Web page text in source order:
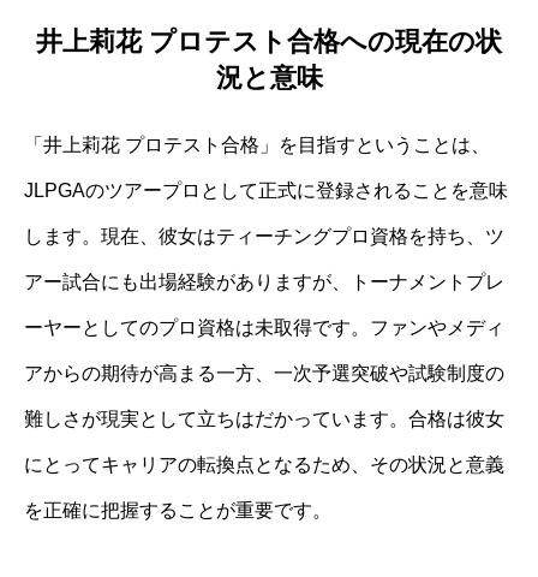
井上莉花 プロテスト合格への現在の状
況と意味
「井上莉花 プロテスト合格」を目指すということは、
JLPGAのツアープロとして正式に登録されることを意味
します。現在、彼女はティーチングプロ資格を持ち、ツ
アー試合にも出場経験がありますが、トーナメントプレ
ーヤーとしてのプロ資格は未取得です。ファンやメディ
アからの期待が高まる一方、一次予選突破や試験制度の
難しさが現実として立ちはだかっています。合格は彼女
にとってキャリアの転換点となるため、その状況と意義
を正確に把握することが重要です。